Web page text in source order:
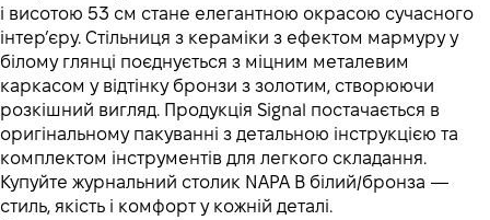
і висотою 53 см стане елегантною окрасою сучасного
інтер’єру. Стільниця з кераміки з ефектом мармуру у
білому глянці поєднується з міцним металевим
каркасом у відтінку бронзи з золотим, створюючи
розкішний вигляд. Продукція Signal постачається в
оригінальному пакуванні з детальною інструкцією та
комплектом інструментів для легкого складання.
Купуйте журнальний столик NAPA B білий/бронза —
стиль, якість і комфорт у кожній деталі.